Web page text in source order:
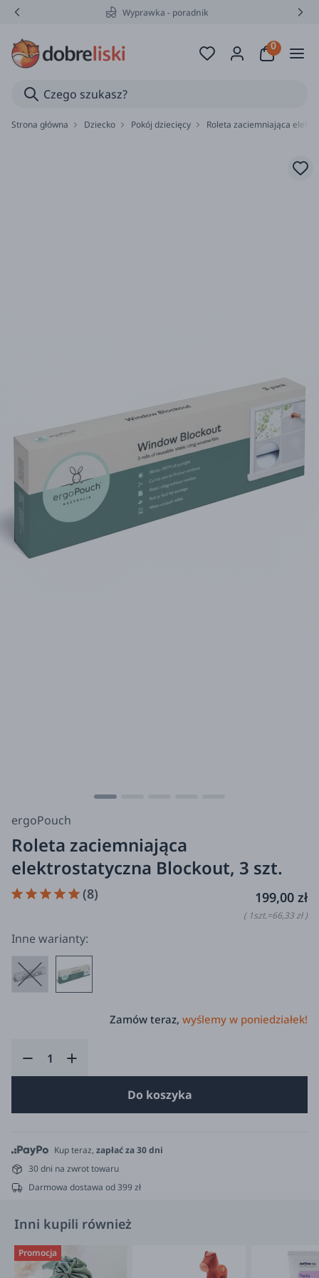
Wyprawka - poradnik
Strona główna Dziecko Pokój dziecięcy Roleta zaciemniająca
ergoPouch
Roleta zaciemniająca
elektrostatyczna Blockout, 3 szt.
(8) 199,00 zł
( 1szt.=66,33 zł)
Inne warianty:
Zamów teraz, wyślemy w poniedziałek!
Do koszyka
Kup teraz, zapłać za 30 dni
30 dni na zwrot towaru
Darmowa dostawa od 399 zł
Inni kupili również
Promocja